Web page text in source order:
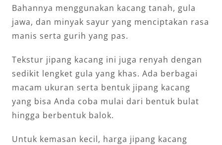
Bahannya menggunakan kacang tanah, gula
jawa, dan minyak sayur yang menciptakan rasa
manis serta gurih yang pas.
Tekstur jipang kacang ini juga renyah dengan
sedikit lengket gula yang khas. Ada berbagai
macam ukuran serta bentuk jipang kacang
yang bisa Anda coba mulai dari bentuk bulat
hingga berbentuk balok.
Untuk kemasan kecil, harga jipang kacang